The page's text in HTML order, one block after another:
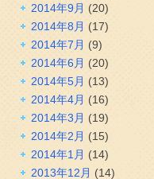
2014年9月 (20)
2014年8月 (17)
2014年7月 (9)
2014年6月 (20)
2014年5月 (13)
2014年4月 (16)
2014年3月 (19)
2014年2月 (15)
2014年1月 (14)
2013年12月 (14)